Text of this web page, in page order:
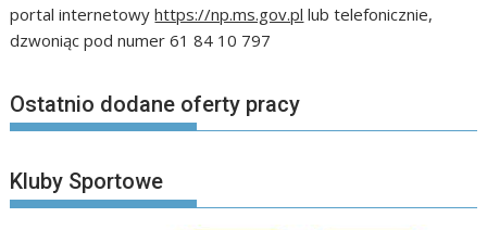
portal internetowyhttps://np.ms.gov.pl lub telefonicznie,
dzwoniąc pod numer 61 84 10 797
Ostatnio dodane oferty pracy
Kluby Sportowe